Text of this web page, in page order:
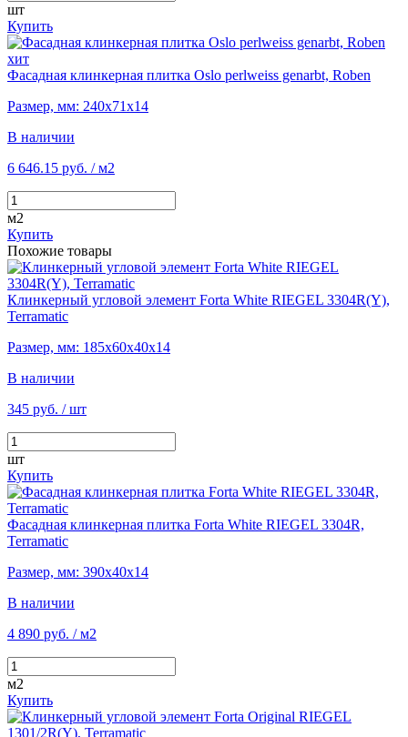
шт
Купить
хит
Фасадная клинкерная плитка Oslo perlweiss genarbt, Roben
Размер, мм: 240х71х14
В наличии
6 646.15 руб. / м2
м2
Купить
Похожие товары
Клинкерный угловой элемент Forta White RIEGEL 3304R(Y),
Terramatic
Размер, мм: 185х60х40х14
В наличии
345 руб. / шт
шт
Купить
Фасадная клинкерная плитка Forta White RIEGEL 3304R,
Terramatic
Размер, мм: 390х40х14
В наличии
4 890 руб. / м2
м2
Купить